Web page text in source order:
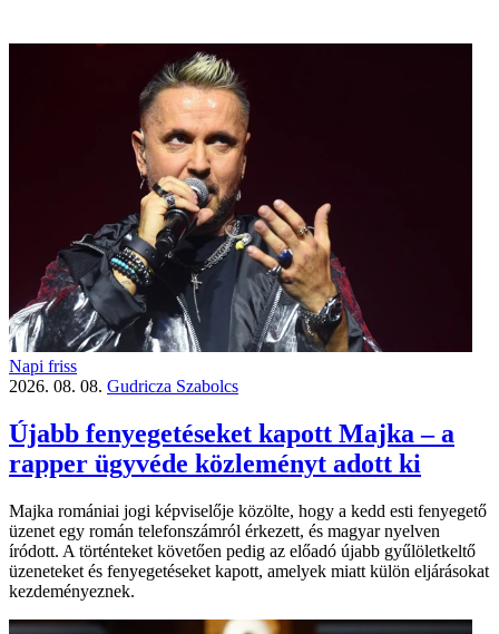
Napi friss
2026. 08. 08. Gudricza Szabolcs
Újabb fenyegetéseket kapott Majka – a
rapper ügyvéde közleményt adott ki
Majka romániai jogi képviselője közölte, hogy a kedd esti fenyegető
üzenet egy román telefonszámról érkezett, és magyar nyelven
íródott. A történteket követően pedig az előadó újabb gyűlöletkeltő
üzeneteket és fenyegetéseket kapott, amelyek miatt külön eljárásokat
kezdeményeznek.